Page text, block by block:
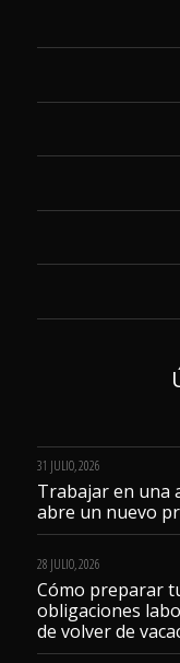
31 JULIO, 2026
Trabajar en una
abre un nuevo
28 JULIO, 2026
Cómo preparar
obligaciones
de volver de